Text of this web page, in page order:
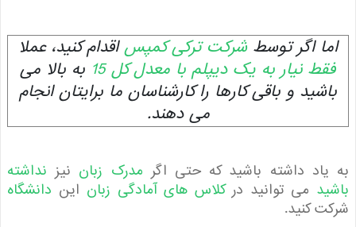
اگر توسطشرکت ترکی کمپساقدام کنید، عملا
نیار به یک دیپلم با معدل کل 15
به بالا می
و باقی کارها را کارشناسان ما برایتان انجام
می دهند.
داشته باشید که حتی اگر مدرک زبان نیز نداشته
می توانید درکلاس های آمادگی زبان این دانشگاه
کنید.